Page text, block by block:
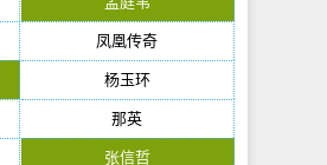
凤凰传奇
杨玉环
那英
张信哲